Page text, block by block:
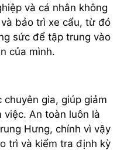
và cá nhân không
bảo trì xe cẩu, từ đó
sức để tập trung vào
của mình.
gia, giúp giảm
An toàn luôn là
Hưng, chính vì vậy
trì và kiểm tra định kỳ